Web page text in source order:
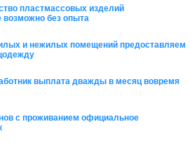
пластмассовых изделий
без опыта
и нежилых помещений предоставляем
выплата дважды в месяц вовремя
с проживанием официальное